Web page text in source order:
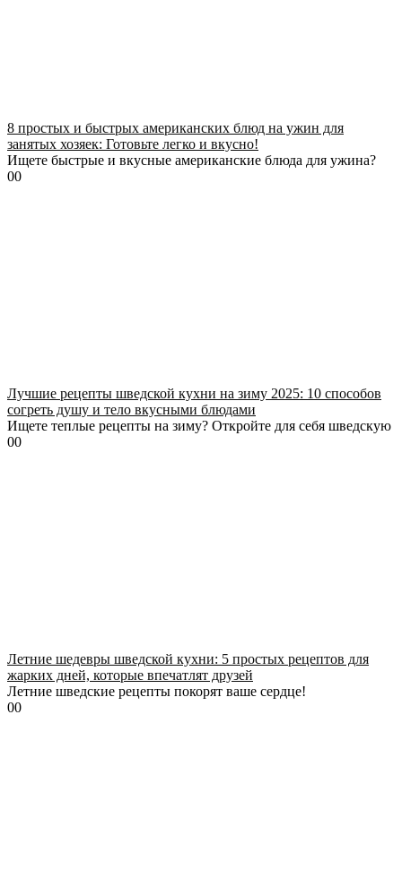
8 простых и быстрых американских блюд на ужин для
занятых хозяек: Готовьте легко и вкусно!
Ищете быстрые и вкусные американские блюда для ужина?
00
Лучшие рецепты шведской кухни на зиму 2025: 10 способов
согреть душу и тело вкусными блюдами
Ищете теплые рецепты на зиму? Откройте для себя шведскую
00
Летние шедевры шведской кухни: 5 простых рецептов для
жарких дней, которые впечатлят друзей
Летние шведские рецепты покорят ваше сердце!
00